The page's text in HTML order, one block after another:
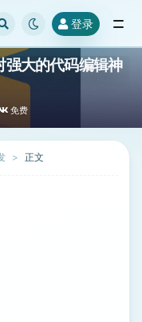
登录
大的代码编辑神
免费
正文